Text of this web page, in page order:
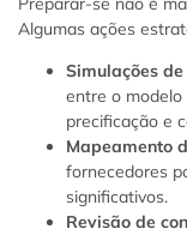
Algumas ações
Simulações
entre o
precificação e
Mapeamento
fornecedores
significativos.
Revisão de